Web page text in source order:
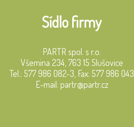
Sídlo firmy
PARTR spol. s r.o.
Všemina 234, 763 15 Slušovice
Tel.: 577 986 082-3, Fax: 577 986 043
E-mail: partr@partr.cz